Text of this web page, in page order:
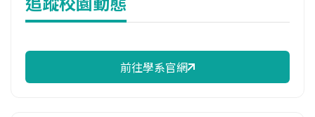
校際選課人數
前往學系官網